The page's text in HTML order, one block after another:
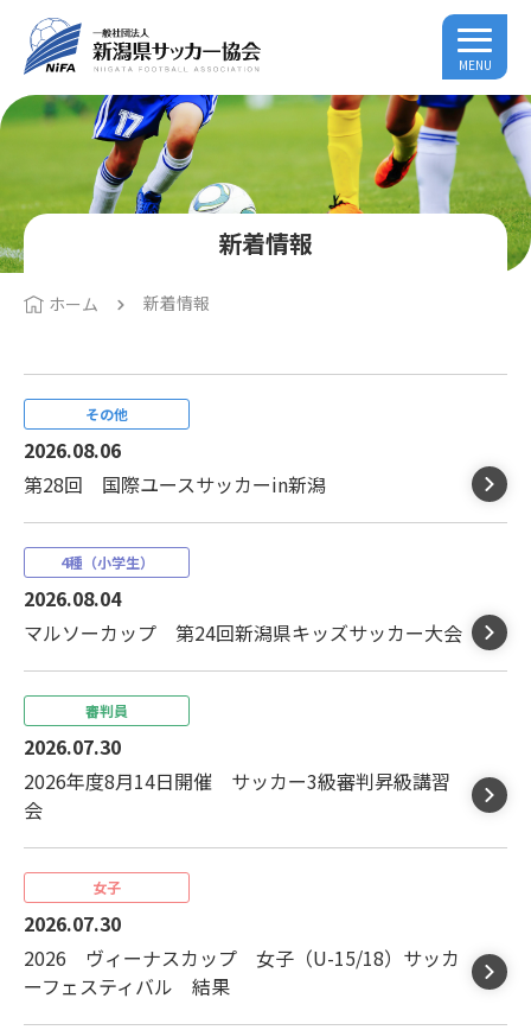
MENU
新着情報
ホーム 新着情報
その他
2026.08.06
第28回 国際ユースサッカーin新潟
4種（小学生）
2026.08.04
マルソーカップ 第24回新潟県キッズサッカー大会
審判員
2026.07.30
2026年度8月14日開催 サッカー3級審判昇級講習
会
女子
2026.07.30
2026 ヴィーナスカップ 女子（U-15/18）サッカ
ーフェスティバル 結果